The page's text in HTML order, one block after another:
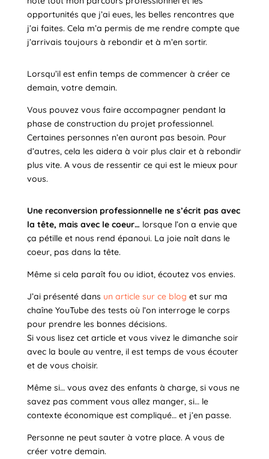
opportunités que j’ai eues, les belles rencontres que
j’ai faites. Cela m’a permis de me rendre compte que
j’arrivais toujours à rebondir et à m’en sortir.
Lorsqu’il est enfin temps de commencer à créer ce
demain, votre demain.
Vous pouvez vous faire accompagner pendant la
phase de construction du projet professionnel.
Certaines personnes n’en auront pas besoin. Pour
d’autres, cela les aidera à voir plus clair et à rebondir
plus vite. A vous de ressentir ce qui est le mieux pour
vous.
Une reconversion professionnelle ne s’écrit pas avec
la tête, mais avec le coeur… lorsque l’on a envie que
ça pétille et nous rend épanoui. La joie naît dans le
coeur, pas dans la tête.
Même si cela paraît fou ou idiot, écoutez vos envies.
J’ai présenté dans un article sur ce blog et sur ma
chaîne YouTube des tests où l’on interroge le corps
pour prendre les bonnes décisions.
Si vous lisez cet article et vous vivez le dimanche soir
avec la boule au ventre, il est temps de vous écouter
et de vous choisir.
Même si… vous avez des enfants à charge, si vous ne
savez pas comment vous allez manger, si… le
contexte économique est compliqué… et j’en passe.
Personne ne peut sauter à votre place. A vous de
créer votre demain.